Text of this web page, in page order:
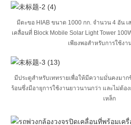
มีตะขอ HIAB ขนาด 1000 กก. จำนวน 4 อัน
เคลื่อนที่ Block Mobile Solar Light Tower
เพียงพอสำหรับการใช้ง
มีประตูสำหรับเททรายเพื่อให้มีความมั่นคงมา
ร้อนซึ่งมีอายุการใช้งานยาวนานกว่า และไม่ต้อง
เหล็ก